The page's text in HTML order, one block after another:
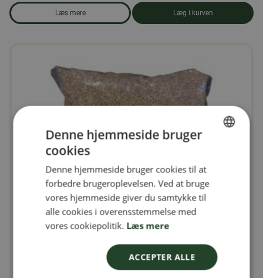
Læs mere
om produkten Duerfoder 25 kg
Læg i kurven
FINNISH
DANISH
NORWEGIAN
Denne hjemmeside bruger
cookies
Denne hjemmeside bruger cookies til at
forbedre brugeroplevelsen. Ved at bruge
vores hjemmeside giver du samtykke til
alle cookies i overensstemmelse med
vores cookiepolitik. Læs mere
ACCEPTER ALLE